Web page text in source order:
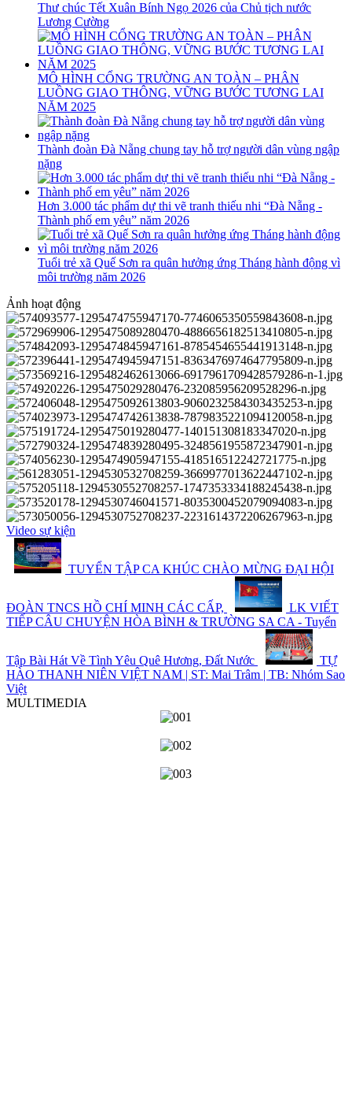
Thư chúc Tết Xuân Bính Ngọ 2026 của Chủ tịch nước
Lương Cường
MÔ HÌNH CỔNG TRƯỜNG AN TOÀN – PHÂN
LUỒNG GIAO THÔNG, VỮNG BƯỚC TƯƠNG LAI
NĂM 2025
Thành đoàn Đà Nẵng chung tay hỗ trợ người dân vùng ngập
nặng
Hơn 3.000 tác phẩm dự thi vẽ tranh thiếu nhi “Đà Nẵng -
Thành phố em yêu” năm 2026
Tuổi trẻ xã Quế Sơn ra quân hưởng ứng Tháng hành động vì
môi trường năm 2026
Ảnh hoạt động
Video sự kiện
TUYỂN TẬP CA KHÚC CHÀO MỪNG ĐẠI HỘI
ĐOÀN TNCS HỒ CHÍ MINH CÁC CẤP,
LK VIẾT
TIẾP CÂU CHUYỆN HÒA BÌNH & TRƯỜNG SA CA - Tuyển
Tập Bài Hát Về Tình Yêu Quê Hương, Đất Nước
TỰ
HÀO THANH NIÊN VIỆT NAM | ST: Mai Trâm | TB: Nhóm Sao
Việt
MULTIMEDIA